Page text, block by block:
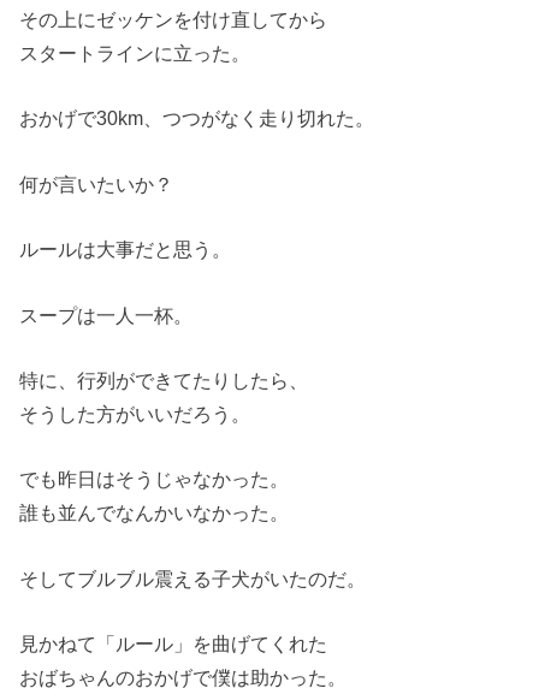
その上にゼッケンを付け直してから
スタートラインに立った。
おかげで30km、つつがなく走り切れた。
何が言いたいか？
ルールは大事だと思う。
スープは一人一杯。
特に、行列ができてたりしたら、
そうした方がいいだろう。
でも昨日はそうじゃなかった。
誰も並んでなんかいなかった。
そしてブルブル震える子犬がいたのだ。
見かねて「ルール」を曲げてくれた
おばちゃんのおかげで僕は助かった。